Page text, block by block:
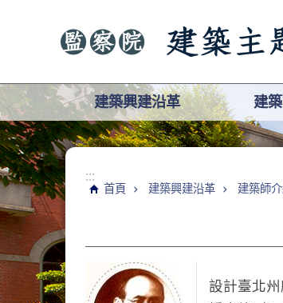
建築興建沿革 建
:::
首頁 建築興建沿革 建築師
設計臺北